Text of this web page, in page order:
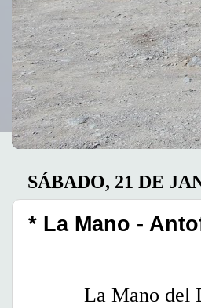
SÁBADO, 21 DE
* La Mano -
La Mano del